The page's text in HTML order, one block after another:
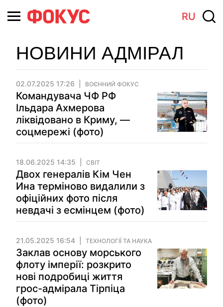
RU
НОВИНИ АДМІРАЛ
02.07.2025 17:26 ВОЄННИЙ ФОКУС
Командувача ЧФ РФ
Ільдара Ахмерова
ліквідовано в Криму, —
соцмережі (фото)
18.06.2025 14:35 СВІТ
Двох генералів Кім Чен
Ина терміново видалили з
офіційних фото після
невдачі з есмінцем (фото)
21.05.2025 16:54 ТЕХНОЛОГІЇ ТА НАУКА
Заклав основу морського
флоту імперії: розкрито
нові подробиці життя
грос-адмірала Тірпіца
(фото)